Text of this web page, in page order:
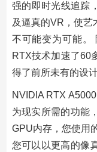
强的即时光线追踪
及逼真的VR，使艺
不可能变为可能。
RTX技术加速了60
得了前所未有的设
NVIDIA RTX
为现实所需的功能
GPU内存，您使用
您可以以更高的像